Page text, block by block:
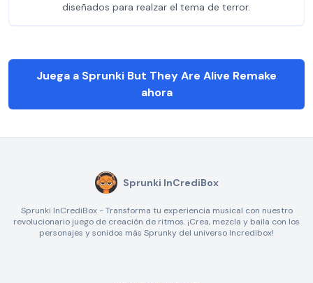
diseñados para realzar el tema de terror.
Juega a Sprunki But They Are Alive Remake
ahora
Sprunki InCrediBox
Sprunki InCrediBox - Transforma tu experiencia musical con nuestro
revolucionario juego de creación de ritmos. ¡Crea, mezcla y baila con los
personajes y sonidos más Sprunky del universo Incredibox!